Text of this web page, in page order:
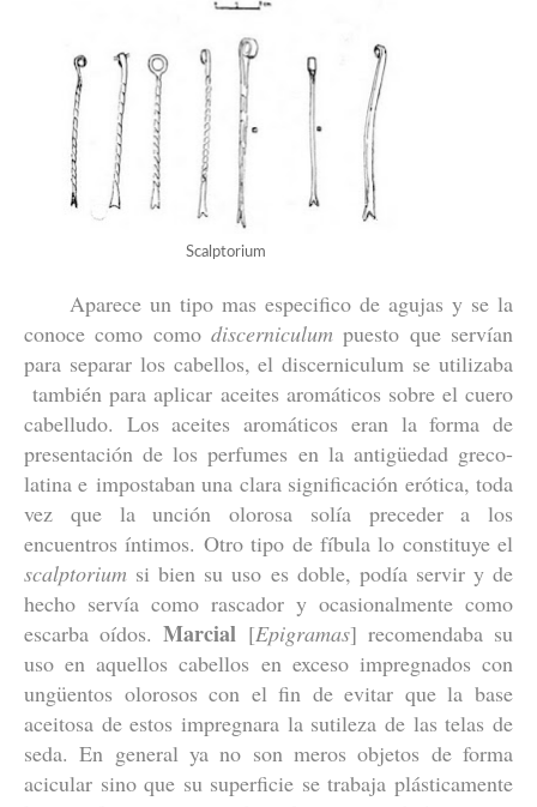
Scalptorium
Aparece un tipo mas especifico de agujas y se la
conoce como como discerniculum puesto que servían
para separar los cabellos, el discerniculum se utilizaba
también para aplicar aceites aromáticos sobre el cuero
cabelludo. Los aceites aromáticos eran la forma de
presentación de los perfumes en la antigüedad greco-
latina e impostaban una clara significación erótica, toda
vez que la unción olorosa solía preceder a los
encuentros íntimos. Otro tipo de fíbula lo constituye el
scalptorium si bien su uso es doble, podía servir y de
hecho servía como rascador y ocasionalmente como
escarba oídos.Marcial [Epigramas] recomendaba su
uso en aquellos cabellos en exceso impregnados con
ungüentos olorosos con el fin de evitar que la base
aceitosa de estos impregnara la sutileza de las telas de
seda. En general ya no son meros objetos de forma
acicular sino que su superficie se trabaja plásticamente